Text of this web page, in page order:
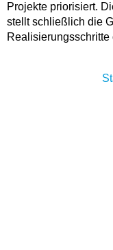
Projekte priorisiert.
stellt schließlich die
Realisierungsschritte